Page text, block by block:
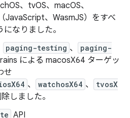
、tvOS、macOS、
JavaScript、WasmJS）をすべ
なりました。
paging-testing 、
paging-
による macosX64 ターゲッ
せ
、 watchosX64 、
tvosX
しました。
API